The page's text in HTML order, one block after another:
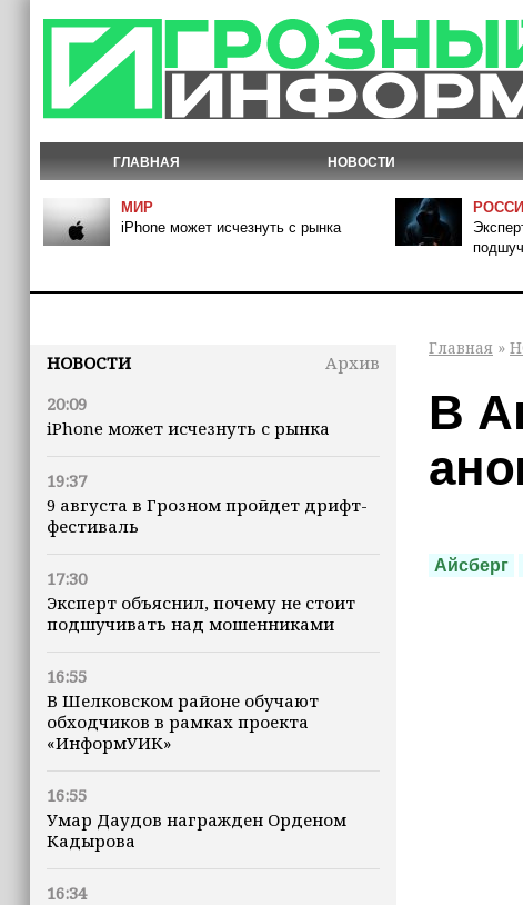
ГЛАВНАЯ НОВОСТИ
МИР
iPhone может исчезнуть с рынка
НОВОСТИ
Архив
20:09
iPhone может исчезнуть с рынка
19:37
9 августа в Грозном пройдет дрифт-
фестиваль
17:30
Эксперт объяснил, почему не стоит
подшучивать над мошенниками
16:55
В Шелковском районе обучают
обходчиков в рамках проекта
«ИнформУИК»
16:55
Умар Даудов награжден Орденом
Кадырова
16:34
Главная »
В
Айсберг